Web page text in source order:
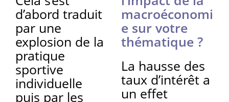
d’abord traduit
par une
explosion de la
pratique
sportive
individuelle
puis par les
macroéconomi
e sur votre
thématique ?
La hausse des
taux d’intérêt a
un effet